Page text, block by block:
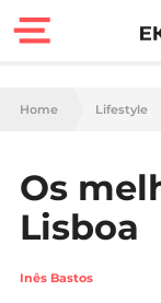
Home Lifestyle
Os
Lisboa
Inês Bastos